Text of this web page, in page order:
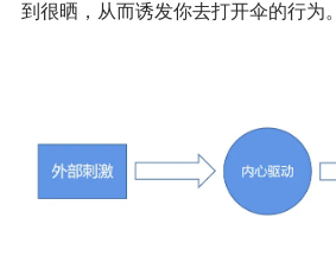
到很晒，从而诱发你去打开伞的行为。